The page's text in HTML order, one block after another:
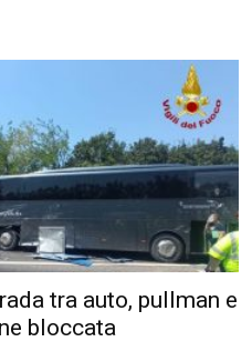
tra auto, pullman e
bloccata